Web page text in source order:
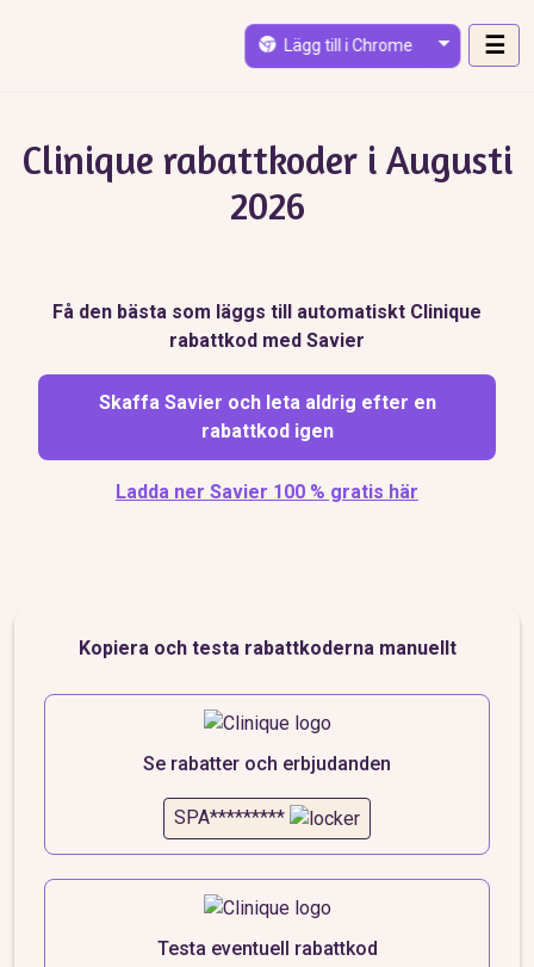
Lägg till i Chrome ☰
Clinique rabattkoder i Augusti
2026
Få den bästa som läggs till automatiskt Clinique
rabattkod med Savier
Skaffa Savier och leta aldrig efter en
rabattkod igen
Ladda ner Savier 100 % gratis här
Kopiera och testa rabattkoderna manuellt
Se rabatter och erbjudanden
SPA*********
Testa eventuell rabattkod